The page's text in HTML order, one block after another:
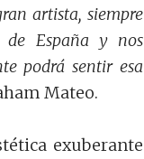
artista, siempre
de España y nos
podrá sentir esa
Mateo.
exuberante